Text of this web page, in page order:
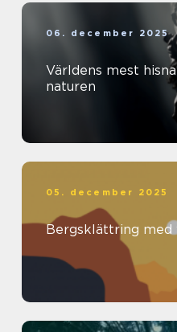
06. december 2025
Världens mest
naturen
05. december 2025
Bergsklättring med